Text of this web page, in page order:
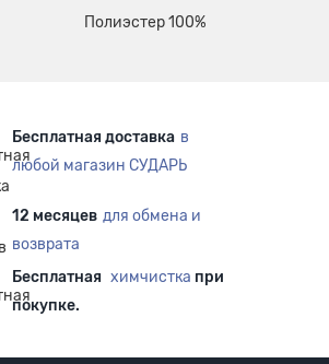
Полиэстер 100%
Бесплатная доставка в
любой магазин СУДАРЬ
12 месяцев для обмена и
возврата
Бесплатная химчистка при
покупке.